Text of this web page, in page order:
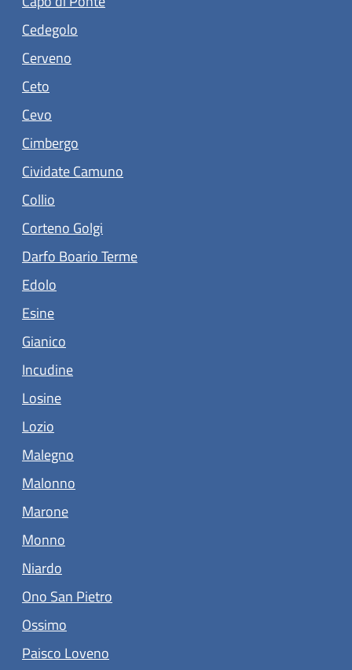
Cedegolo
Cerveno
Ceto
Cevo
Cimbergo
Cividate Camuno
Collio
Corteno Golgi
Darfo Boario Terme(apre in un'altra scheda).
Edolo
Esine(apre in un'altra scheda).
Gianico
Incudine(apre in un'altra scheda).
Losine(apre in un'altra scheda).
Lozio
Malegno
Malonno
Marone(apre in un'altra scheda).
Monno
Niardo
Ono San Pietro
Ossimo
Paisco Loveno